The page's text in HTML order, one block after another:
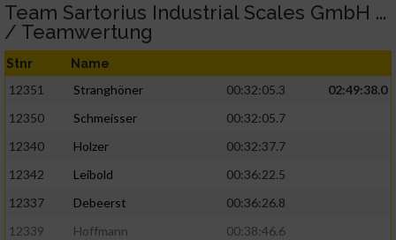
Team Sartorius Industrial Scales GmbH ...
/ Teamwertung
Stnr Name
12351 Stranghöner 00:32:05.3
02:49:38.0
12350
Schmeisser
00:32:05.7
12340
Holzer
00:32:37.7
12342
Leibold
00:36:22.5
12337
Debeerst
00:36:26.8
12339
Hoffmann
00:38:46.6